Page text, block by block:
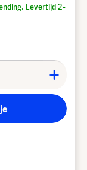
Levertijd 2-